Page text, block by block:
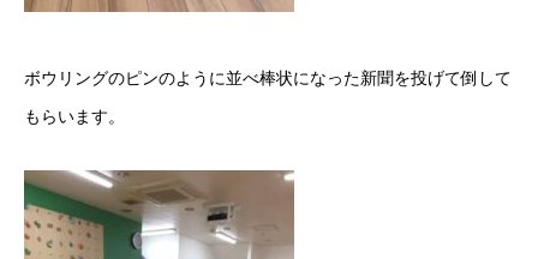
ボウリングのピンのように並べ棒状になった新聞を投げて倒して
もらいます。